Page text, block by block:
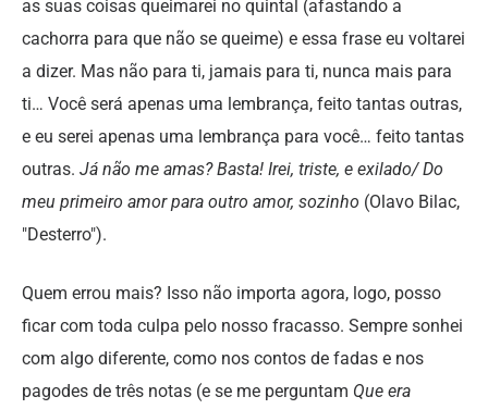
as suas coisas queimarei no quintal (afastando a
cachorra para que não se queime) e essa frase eu voltarei
a dizer. Mas não para ti, jamais para ti, nunca mais para
ti… Você será apenas uma lembrança, feito tantas outras,
e eu serei apenas uma lembrança para você… feito tantas
outras. Já não me amas? Basta! Irei, triste, e exilado/ Do
meu primeiro amor para outro amor, sozinho (Olavo Bilac,
"Desterro").
Quem errou mais? Isso não importa agora, logo, posso
ficar com toda culpa pelo nosso fracasso. Sempre sonhei
com algo diferente, como nos contos de fadas e nos
pagodes de três notas (e se me perguntam Que era